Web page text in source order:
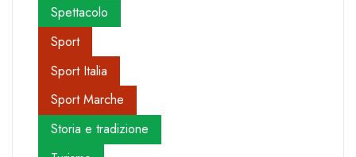
Spettacolo
Sport
Sport Italia
Sport Marche
Storia e tradizione